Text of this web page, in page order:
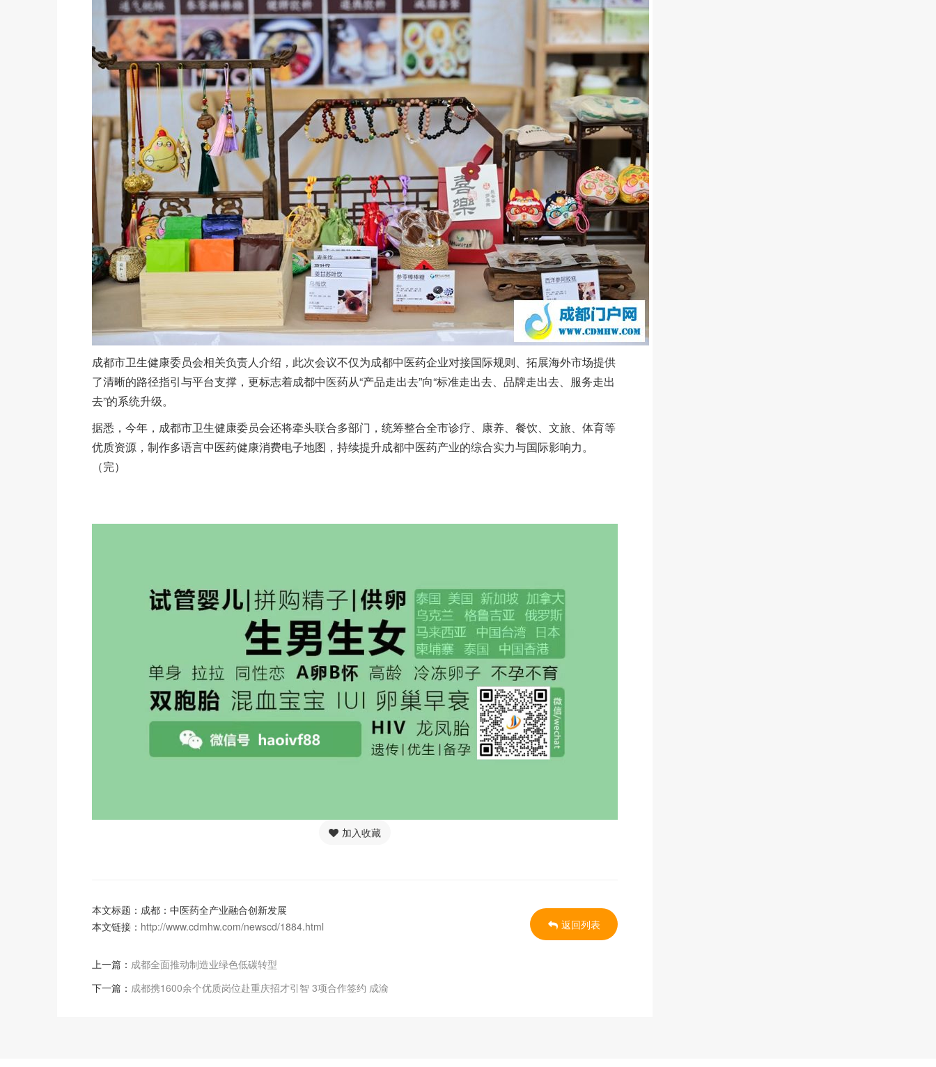
成都市卫生健康委员会相关负责人介绍，此次会议不仅为成都中医药企业对接国际规则、拓展海外市场提供
了清晰的路径指引与平台支撑，更标志着成都中医药从“产品走出去”向“标准走出去、品牌走出去、服务走出
去”的系统升级。
据悉，今年，成都市卫生健康委员会还将牵头联合多部门，统筹整合全市诊疗、康养、餐饮、文旅、体育等
优质资源，制作多语言中医药健康消费电子地图，持续提升成都中医药产业的综合实力与国际影响力。
（完）
加入收藏
本文标题：成都：中医药全产业融合创新发展
本文链接： http://www.cdmhw.com/newscd/1884.html
上一篇： 成都全面推动制造业绿色低碳转型
下一篇： 成都携1600余个优质岗位赴重庆招才引智 3项合作签约 成渝
返回列表